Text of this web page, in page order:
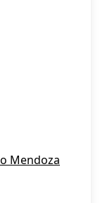
Mendoza